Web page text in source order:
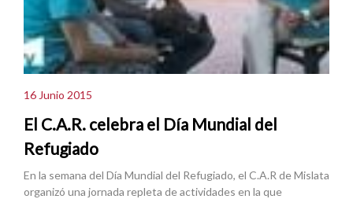
16 Junio 2015
El C.A.R. celebra el Día Mundial del
Refugiado
En la semana del Día Mundial del Refugiado, el C.A.R de Mislata
organizó una jornada repleta de actividades en la que